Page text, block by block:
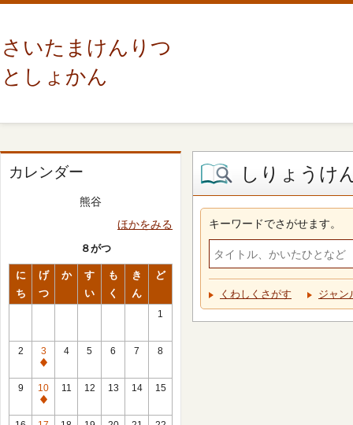
さいたまけんりつ
としょかん
カレンダー
熊谷
ほかをみる
８がつ
に
ち
げ
つ
か
す
い
も
く
き
ん
ど
1
2
3
休
館
日
4 5 6 7 8
9
10
休
館
11 12 13 14 15
しりょうけ
キーワードでさがせます。
くわしくさがす ジャン